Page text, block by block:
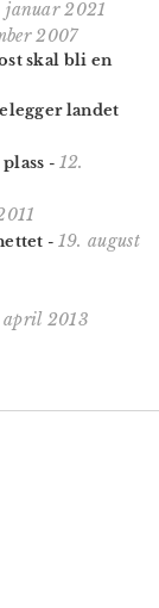
januar 2021
2007
skal bli en
landet
- 12.
- 19. august
2013